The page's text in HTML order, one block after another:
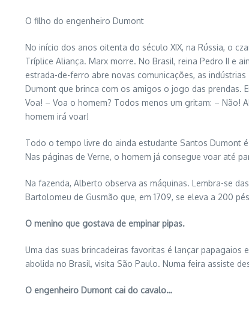
O filho do engenheiro Dumont
No início dos anos oitenta do século XIX, na Rússia, o
Tríplice Aliança. Marx morre. No Brasil, reina Pedro II e
estrada-de-ferro abre novas comunicações, as
Dumont que brinca com os amigos o jogo das prendas.
Voa! – Voa o homem? Todos menos um gritam: – Não!
homem irá voar!
Todo o tempo livre do ainda estudante Santos Dumont é
Nas páginas de Verne, o homem já consegue voar até
Na fazenda, Alberto observa as máquinas. Lembra-se
Bartolomeu de Gusmão que, em 1709, se eleva a 200
O menino que gostava de empinar pipas.
Uma das suas brincadeiras favoritas é lançar papagaios
abolida no Brasil, visita São Paulo. Numa feira assiste
O engenheiro Dumont cai do cavalo…